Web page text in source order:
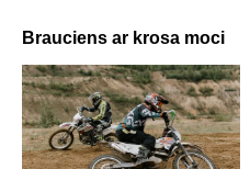
Brauciens ar krosa moci